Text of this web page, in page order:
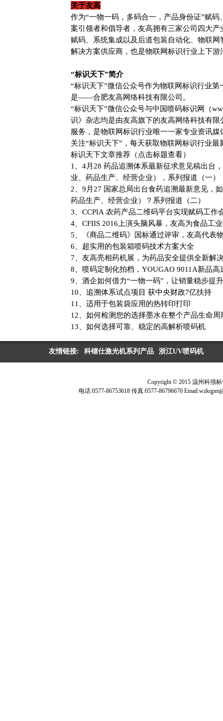
关于友高
作为“一物一码，多码合一，产品身份证”赋
案引领者和倡导者，友高拥有三家公司四大
赋码、系统集成以及后道包装自动化、物联
解决方案供应商，也是物联网标识行业上下
“标识天下”简介
“标识天下”微信公众号作为物联网标识行业
是——合肥友高网络科技有限公司。
“标识天下”微信公众号与中国喷码标识网（
识》杂志均是由友高旗下的友高网络科技有
服务，是物联网标识行业唯一一家专业资讯媒
关注“标识天下”，每天获取物联网标识行业最
标识天下文章推荐（点击标题查看）
1、4月 28药品追溯体系最新征求意见稿出台
业、药品生产、经营企业），系列报道（一）
2、9 月 27 国家总局出台食药追溯最新意见，
药品生产、经营企业）？系列报道（二）
3、CCPIA农药产品二维码平台实现赋码工作
4、CFIIS 2016 上演头脑风暴，友高为食品工
5、《商品二维码》国标通过评审，友高代表
6、超实用的包装箱喷码技术方案大全
7、友高亮相药机展，为药品安全提供全新解
8、喷码定制化拍档，YOUGAO 9011A新品高
9、酒企如何借力“一物一码”，让销量稳步提
10、追溯体系试点项目 获中央财政7亿扶持
11、适用于包装袋应用的热转印打印
12、如何检测您的选择墨水在整个产品生命
13、如何选择可靠、稳定的高解析喷码机
友情链接: 科镭仕激光机系列产品 浙江UV喷码机
Copyright © 2015 温州科强
电话:0577-86753618 传真:0577-86796670